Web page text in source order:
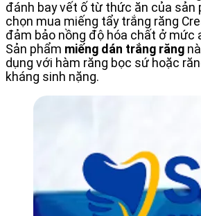
đánh bay vết ố từ thức ăn của sản
chọn mua miếng tẩy trắng răng
đảm bảo nồng độ hóa chất ở mức
Sản phẩm miếng dán trắng răng
dụng với hàm răng bọc sứ hoặc
kháng sinh nặng.